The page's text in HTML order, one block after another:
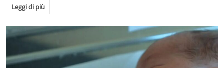
Leggi di più